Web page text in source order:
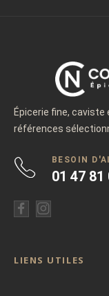
Épicerie fine, caviste
références
BESOIN
01 47 81
LIENS UTILES